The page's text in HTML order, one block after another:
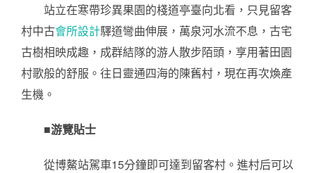
站立在寒帶珍異果園的棧道亭臺向北看，只見留客
村中古會所設計驛道彎曲伸展，萬泉河水流不息，古宅
古樹相映成趣，成群結隊的游人散步陌頭，享用著田園
村歌般的舒服。往日靈通四海的陳舊村，現在再次煥產
生機。
■游覽貼士
從博鰲站駕車15分鐘即可達到留客村。進村后可以